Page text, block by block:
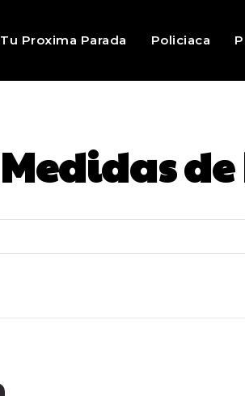
Tu Proxima Parada Policiaca
Medidas